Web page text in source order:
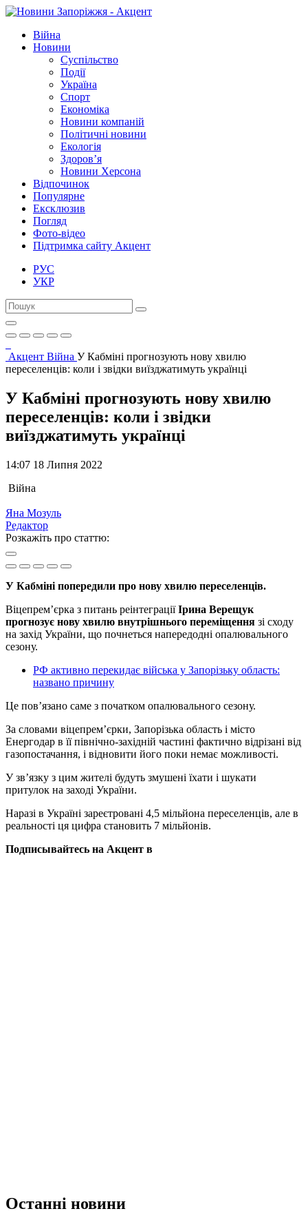
Війна
Новини
Суспільство
Події
Україна
Спорт
Економіка
Новини компаній
Політичні новини
Екологія
Здоров’я
Новини Херсона
Відпочинок
Популярне
Ексклюзив
Погляд
Фото-відео
Підтримка сайту Акцент
РУС
УКР
Акцент Війна У Кабміні прогнозують нову хвилю
переселенців: коли і звідки виїзджатимуть українці
У Кабміні прогнозують нову хвилю
переселенців: коли і звідки
виїзджатимуть українці
14:07 18 Липня 2022
Війна
Яна Мозуль
Редактор
Розкажіть про статтю:
У Кабміні попередили про нову хвилю переселенців.
Віцепрем’єрка з питань реінтеграціїІрина Верещук
прогнозує нову хвилю внутрішнього переміщення зі сходу
на захід України, що почнеться напередодні опалювального
сезону.
РФ активно перекидає війська у Запорізьку область:
названо причину
Це пов’язано саме з початком опалювального сезону.
За словами віцепрем’єрки, Запорізька область і місто
Енергодар в її північно-західній частині фактично відрізані від
газопостачання, і відновити його поки немає можливості.
У зв’язку з цим жителі будуть змушені їхати і шукати
притулок на заході України.
Наразі в Україні зареєтровані 4,5 мільйона переселенців, але в
реальності ця цифра становить 7 мільйонів.
Подписывайтесь на Акцент в
Останні новини